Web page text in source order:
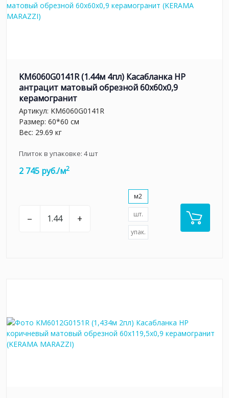
KM6060G0141R (1.44м 4пл) Касабланка HP
антрацит матовый обрезной 60x60x0,9
керамогранит
Артикул: KM6060G0141R
Размер: 60*60 см
Вес: 29.69 кг
Плиток в упаковке: 4шт
2 745 руб./м2
– +
м2
шт.
упак.